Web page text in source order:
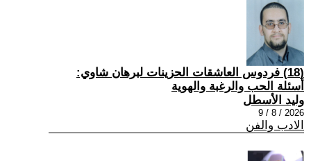
(18) فردوس العاشقات الحزينات لبرهان شاوي:
أسئلة الحب والرغبة والهوية
وليد الأسطل
2026 / 8 / 9
الادب والفن